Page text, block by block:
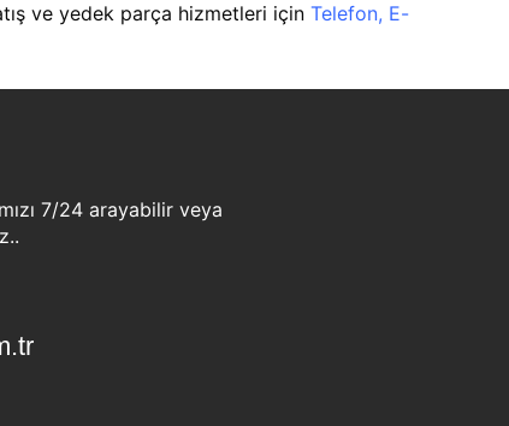
ve yedek parça hizmetleri içinTelefon, E-
7/24 arayabilir veya